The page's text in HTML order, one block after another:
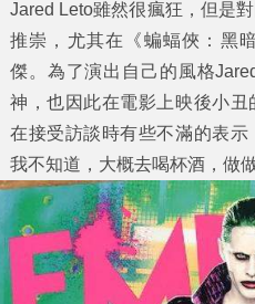
Jared Leto雖然很瘋狂，但是
推崇，尤其在《蝙蝠俠：黑
傑。為了演出自己的風格
神，也因此在電影上映後小
在接受訪談時有些不滿的表示
我不知道，大概去喝杯酒，做